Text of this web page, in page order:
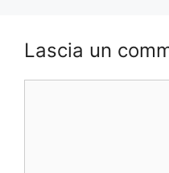
Lascia un